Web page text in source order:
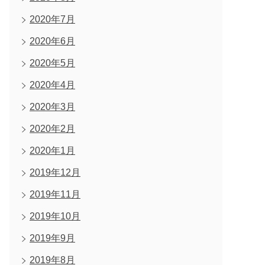
2020年7月
2020年6月
2020年5月
2020年4月
2020年3月
2020年2月
2020年1月
2019年12月
2019年11月
2019年10月
2019年9月
2019年8月